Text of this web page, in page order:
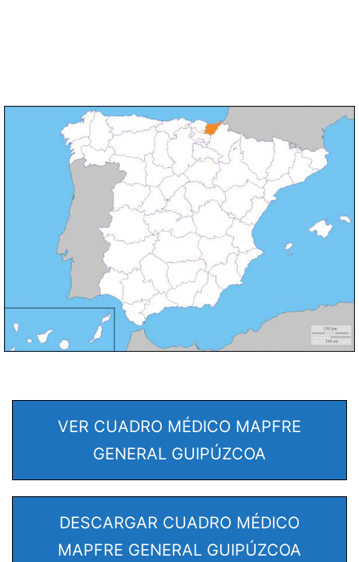
VER CUADRO MÉDICO MAPFRE
GENERAL GUIPÚZCOA
DESCARGAR CUADRO MÉDICO
MAPFRE GENERAL GUIPÚZCOA